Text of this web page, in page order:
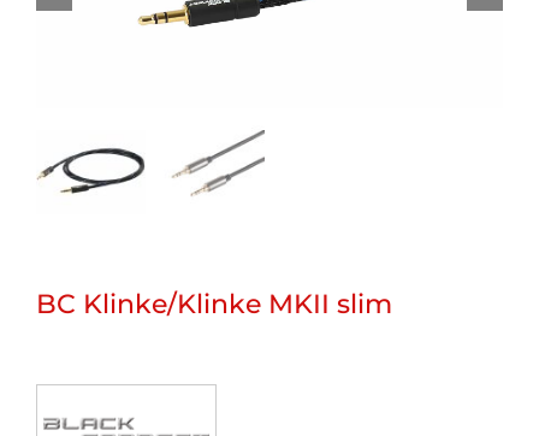
BC Klinke/Klinke MKII slim